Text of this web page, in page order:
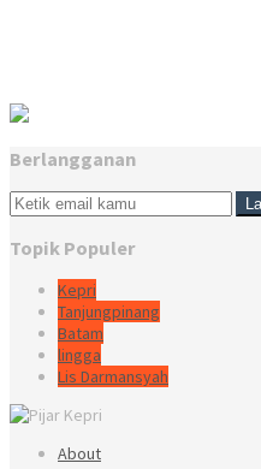
Berlangganan
Topik Populer
Kepri
Tanjungpinang
Batam
lingga
Lis Darmansyah
About